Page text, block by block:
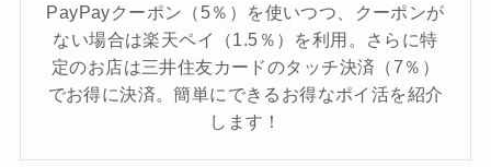
PayPayクーポン（5％）を使いつつ、クーポンが
ない場合は楽天ペイ（1.5％）を利用。さらに特
定のお店は三井住友カードのタッチ決済（7％）
でお得に決済。簡単にできるお得なポイ活を紹介
します！